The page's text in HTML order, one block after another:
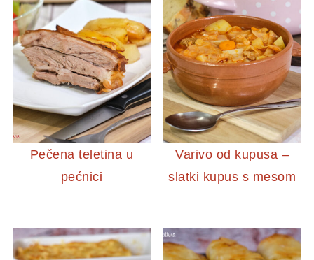
Pečena teletina u
pećnici
Varivo od kupusa –
slatki kupus s mesom